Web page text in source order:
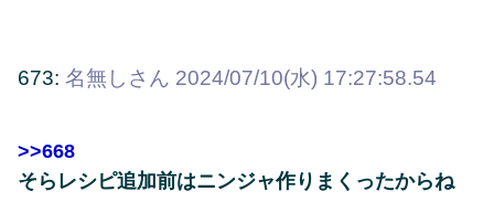
673: 名無しさん 2024/07/10(水) 17:27:58.54
>>668
そらレシピ追加前はニンジャ作りまくったからね